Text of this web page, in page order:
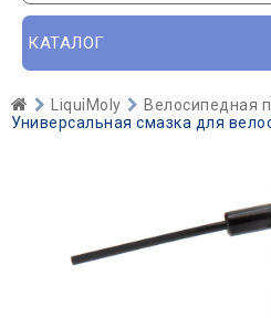
КАТАЛОГ
LiquiMoly
Велосипедная
Универсальная смазка для